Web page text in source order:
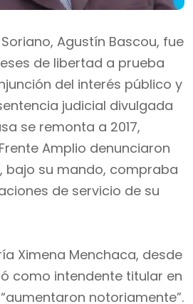
Agustín Bascou, fue
de libertad a prueba
del interés público y
judicial divulgada
se remonta a 2017,
Amplio denunciaron
bajo su mando, compraba
de servicio de su
Ximena Menchaca, desde
como intendente titular en
notoriamente”.